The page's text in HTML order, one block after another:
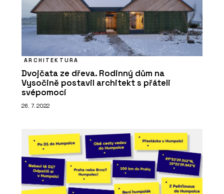
ARCHITEKTURA
Dvojčata ze dřeva. Rodinný dům na
Vysočině postavil architekt s přáteli
svépomocí
26. 7. 2022